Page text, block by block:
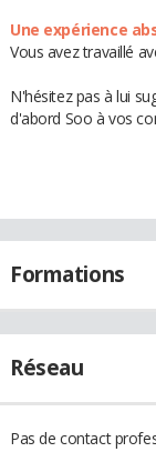
Une expérience
Vous avez travaillé
N'hésitez pas à lui
d'abord Soo à vos
Formations
Réseau
Pas de contact